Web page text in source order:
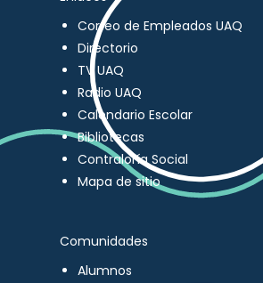
Correo de Empleados UAQ
Directorio
TV UAQ
Radio UAQ
Calendario Escolar
Bibliotecas
Contraloría Social
Mapa de sitio
Comunidades
Alumnos